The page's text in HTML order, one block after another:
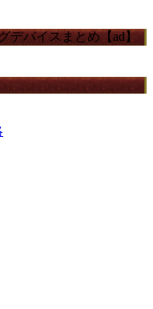
デバイスまとめ【ad】